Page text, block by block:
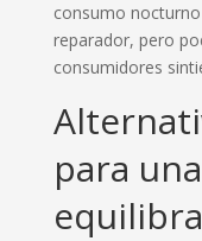
consumo
reparador, pero
consumidores
para